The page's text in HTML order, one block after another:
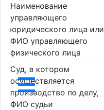
Наименование
управляющего
юридического лица или
ФИО управляющего
физического лица
Суд, в котором
осуществляется
производство по делу,
ФИО судьи